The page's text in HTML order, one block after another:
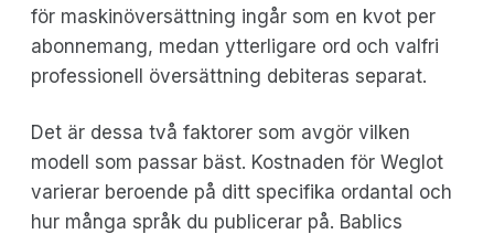
för maskinöversättning ingår som en kvot per
abonnemang, medan ytterligare ord och valfri
professionell översättning debiteras separat.
Det är dessa två faktorer som avgör vilken
modell som passar bäst. Kostnaden för Weglot
varierar beroende på ditt specifika ordantal och
hur många språk du publicerar på. Bablics